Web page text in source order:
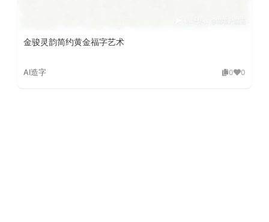
金骏灵韵简约黄金福字艺术
AI造字 0 0